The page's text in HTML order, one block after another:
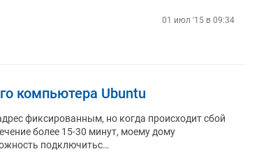
01 июл '15 в 09:34
компьютера Ubuntu
фиксированным, но когда происходит сбой
более 15-30 минут, моему дому
подключитьс…